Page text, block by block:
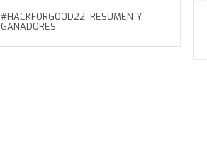
#HACKFORGOOD22: RESUMEN Y
GANADORES